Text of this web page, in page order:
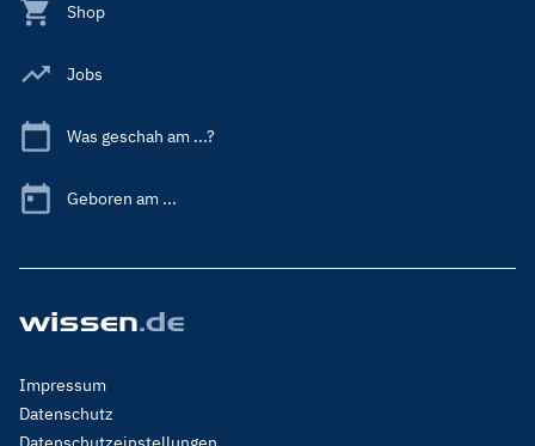
Shop
Jobs
Was geschah am ...?
Geboren am ...
Footer
Menu
Impressum
Datenschutz